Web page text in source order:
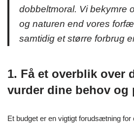
dobbeltmoral. Vi bekymre
og naturen end vores
samtidig et større forbrug
1. Få et overblik over
vurder dine behov og
Et budget er en vigtigt forudsætning for